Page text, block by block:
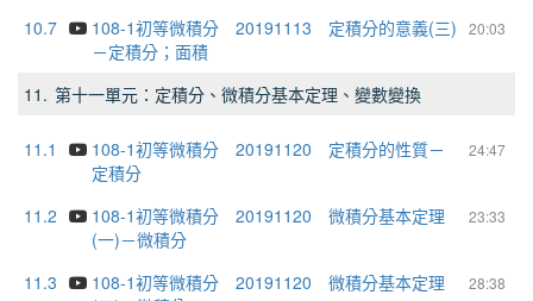
10.7
20:03
108-1初等微積分 20191113 定積分的意義(三)
－定積分；面積
11. 第十一單元：定積分、微積分基本定理、變數變換
11.1 24:47
108-1初等微積分 20191120 定積分的性質－
定積分
11.2
23:33
108-1初等微積分 20191120 微積分基本定理
(一)－微積分
11.3
28:38
108-1初等微積分 20191120 微積分基本定理